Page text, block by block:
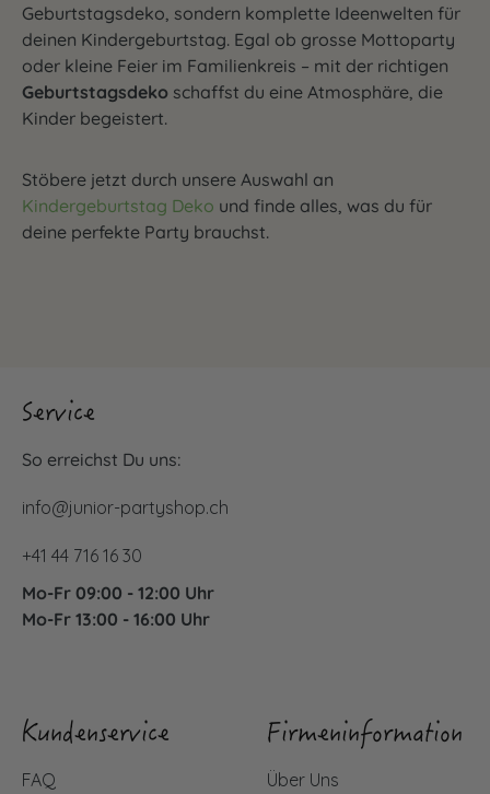
Geburtstagsdeko, sondern komplette Ideenwelten für
deinen Kindergeburtstag. Egal ob grosse Mottoparty
oder kleine Feier im Familienkreis – mit der richtigen
Geburtstagsdeko schaffst du eine Atmosphäre, die
Kinder begeistert.
Stöbere jetzt durch unsere Auswahl an
Kindergeburtstag Deko und finde alles, was du für
deine perfekte Party brauchst.
Service
So erreichst Du uns:
info@junior-partyshop.ch
+41 44 716 16 30
Mo-Fr 09:00 - 12:00 Uhr
Mo-Fr 13:00 - 16:00 Uhr
Kundenservice
FAQ
Firmeninformation
Über Uns